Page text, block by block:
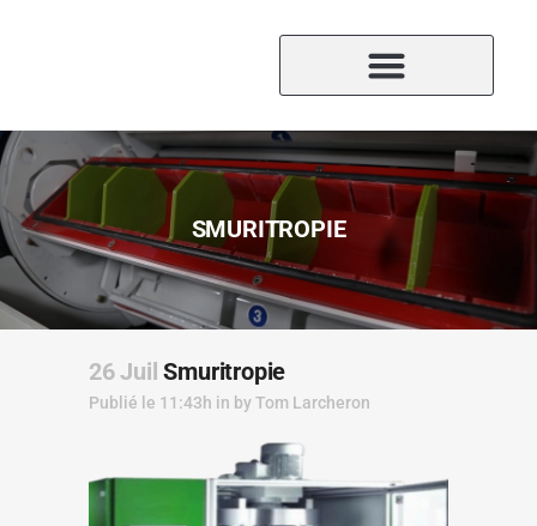
SMURITROPIE
26 Juil Smuritropie
Publié le 11:43h in byTom Larcheron